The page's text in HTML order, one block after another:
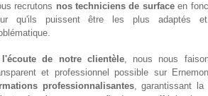
recrutons nos techniciens de surfaceen
qu'ils puissent être les plus adaptés et
de notre clientèle, nous nous
et professionnel possible sur
professionnalisantes, garantissant la